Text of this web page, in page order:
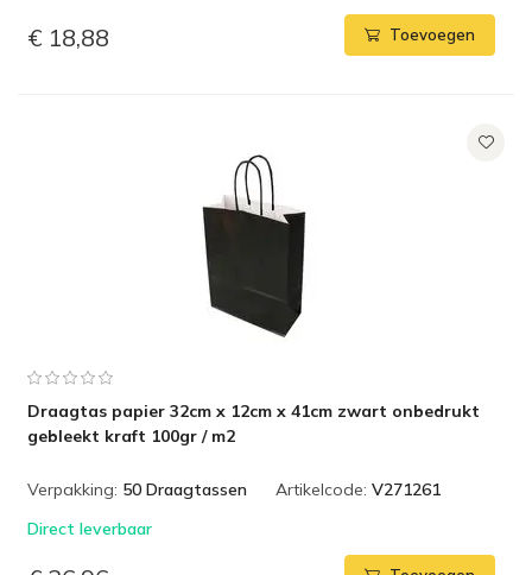
€ 18,88 Toevoegen
Draagtas papier 32cm x 12cm x 41cm zwart onbedrukt
gebleekt kraft 100gr / m2
Verpakking: 50 Draagtassen Artikelcode: V271261
Direct leverbaar